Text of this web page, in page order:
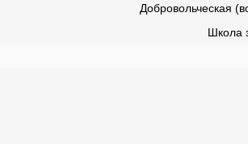
Добровольческая
Школа